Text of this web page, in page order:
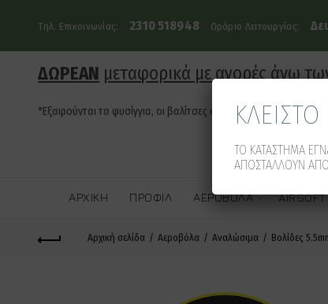
Τηλ. Επικοινωνίας: 2310 518948 Ωράριο Λειτουργίας:
ΔΩΡΕΑΝ μεταφορικά με αγορές άνω
*Εξαιρούνται τα φυσίγγια, οι βαλίτσες όπλων και τα οπλοκιβώτια
ΑΡΧΙΚΉ ΠΡΟΦΊΛ ΑΕΡΟΒΌΛΑ AIRSOFT
Αρχική σελίδα Αεροβόλα Αναλώσιμα Βολίδες
ΤΟ ΚΑΤΑΣΤΗΜΑ
ΑΠΟΣΤΑΛΛΟΥΝ